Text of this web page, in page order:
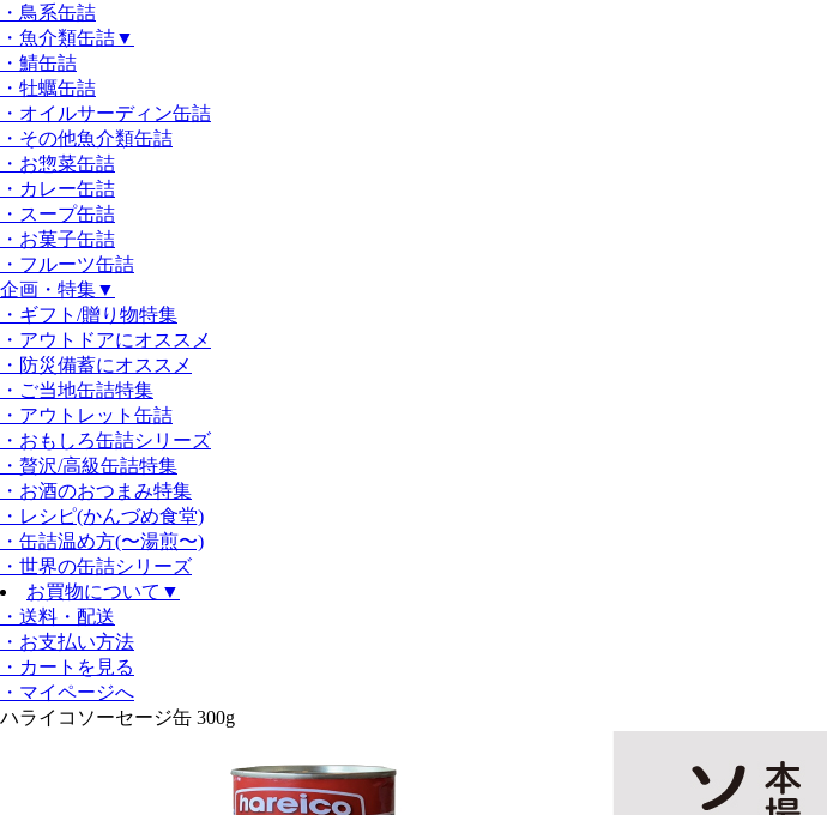
・鳥系缶詰
・魚介類缶詰▼
・鯖缶詰
・牡蠣缶詰
・オイルサーディン缶詰
・その他魚介類缶詰
・お惣菜缶詰
・カレー缶詰
・スープ缶詰
・お菓子缶詰
・フルーツ缶詰
企画・特集▼
・ギフト/贈り物特集
・アウトドアにオススメ
・防災備蓄にオススメ
・ご当地缶詰特集
・アウトレット缶詰
・おもしろ缶詰シリーズ
・贅沢/高級缶詰特集
・お酒のおつまみ特集
・レシピ(かんづめ食堂)
・缶詰温め方(〜湯煎〜)
・世界の缶詰シリーズ
お買物について ▼
・送料・配送
・お支払い方法
・カートを見る
・マイページへ
ハライコソーセージ缶 300g